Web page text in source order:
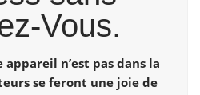
Vous.
n’est pas dans la
se feront une joie de